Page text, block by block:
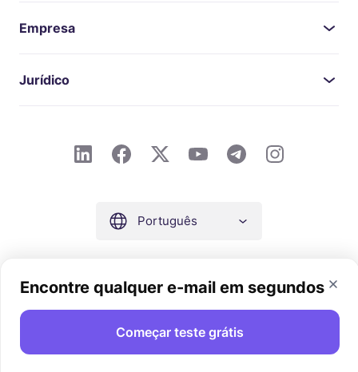
Encontre qualquer e-mail em segundos
Começar teste grátis
Empresa
Jurídico
Português